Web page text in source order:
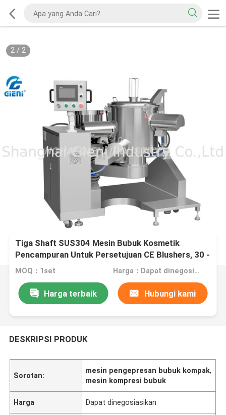
2/ 2
Tiga Shaft SUS304 Mesin Bubuk Kosmetik
Pencampuran Untuk Persetujuan CE Blushers, 30 -
200L
MOQ：1set Harga：Dapat dinegosiasikan
Harga terbaik Hubungi kami
DESKRIPSI PRODUK
Sorotan:
mesin pengepresan bubuk kompak,
mesin kompresi bubuk
Harga Dapat dinegosiasikan